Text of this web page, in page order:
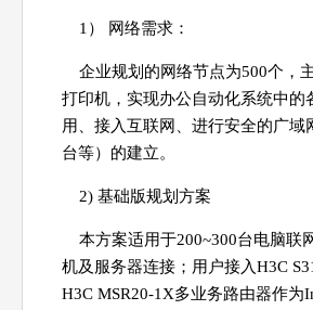
1） 网络需求：
企业规划的网络节点为500个，
打印机，实现办公自动化系统中的
用、接入互联网、进行安全的广
台等）的建立。
2) 基础版规划方案
本方案适用于200~300台电脑联
机及服务器连接；用户接入H3C
H3C MSR20-1X多业务路由器作为